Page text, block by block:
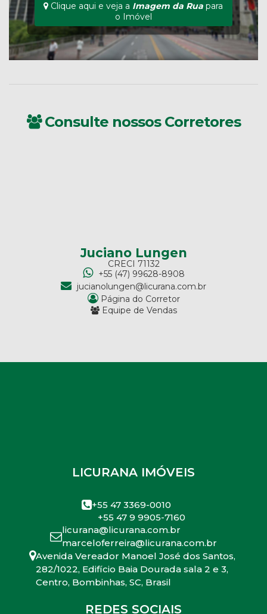
Clique aqui e veja a Imagem da Rua para
o Imóvel
Consulte nossos Corretores
Juciano Lungen
CRECI 71132
+55 (47) 99628-8908
jucianolungen@licurana.com.br
Página do Corretor
Equipe de Vendas
LICURANA IMÓVEIS
+55 47 3369-0010
+55 47 9 9905-7160
licurana@licurana.com.br
marceloferreira@licurana.com.br
Avenida Vereador Manoel José dos Santos,
282/1022, Edifício Baia Dourada sala 2 e 3,
Centro, Bombinhas, SC, Brasil
REDES SOCIAIS